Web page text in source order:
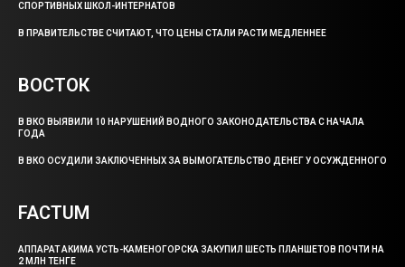
СПОРТИВНЫХ ШКОЛ-ИНТЕРНАТОВ
В ПРАВИТЕЛЬСТВЕ СЧИТАЮТ, ЧТО ЦЕНЫ СТАЛИ РАСТИ МЕДЛЕННЕЕ
ВОСТОК
В ВКО ВЫЯВИЛИ 10 НАРУШЕНИЙ ВОДНОГО ЗАКОНОДАТЕЛЬСТВА С НАЧАЛА
ГОДА
В ВКО ОСУДИЛИ ЗАКЛЮЧЕННЫХ ЗА ВЫМОГАТЕЛЬСТВО ДЕНЕГ У ОСУЖДЕННОГО
FACTUM
АППАРАТ АКИМА УСТЬ-КАМЕНОГОРСКА ЗАКУПИЛ ШЕСТЬ ПЛАНШЕТОВ ПОЧТИ НА
2 МЛН ТЕНГЕ